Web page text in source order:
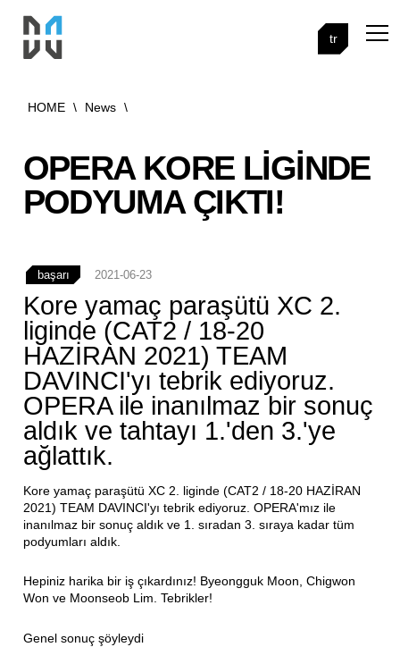
tr
HOME \ News \
OPERA KORE LIGINDE
PODYUMA ÇIKTI!
başarı 2021-06-23
Kore yamaç paraşütü XC 2.
liginde (CAT2 / 18-20
HAZİRAN 2021) TEAM
DAVINCI'yı tebrik ediyoruz.
OPERA ile inanılmaz bir sonuç
aldık ve tahtayı 1.'den 3.'ye
ağlattık.
Kore yamaç paraşütü XC 2. liginde (CAT2 / 18-20 HAZİRAN
2021) TEAM DAVINCI'yı tebrik ediyoruz. OPERA'mız ile
inanılmaz bir sonuç aldık ve 1. sıradan 3. sıraya kadar tüm
podyumları aldık.
Hepiniz harika bir iş çıkardınız! Byeongguk Moon, Chigwon
Won ve Moonseob Lim. Tebrikler!
Genel sonuç şöyleydi